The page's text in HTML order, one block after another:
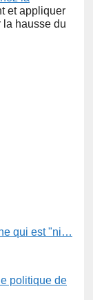
et appliquer
hausse du
qui est "ni…
politique de